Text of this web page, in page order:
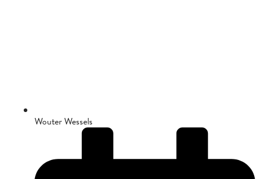
Wouter Wessels